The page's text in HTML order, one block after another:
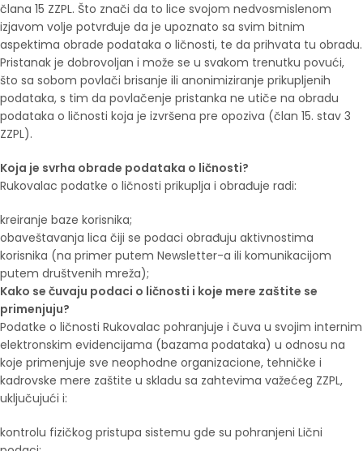
člana 15 ZZPL. Što znači da to lice svojom nedvosmislenom
izjavom volje potvrđuje da je upoznato sa svim bitnim
aspektima obrade podataka o ličnosti, te da prihvata tu obradu.
Pristanak je dobrovoljan i može se u svakom trenutku povući,
što sa sobom povlači brisanje ili anonimiziranje prikupljenih
podataka, s tim da povlačenje pristanka ne utiče na obradu
podataka o ličnosti koja je izvršena pre opoziva (član 15. stav 3
ZZPL).
Koja je svrha obrade podataka o ličnosti?
Rukovalac podatke o ličnosti prikuplja i obrađuje radi:
kreiranje baze korisnika;
obaveštavanja lica čiji se podaci obrađuju aktivnostima
korisnika (na primer putem Newsletter-a ili komunikacijom
putem društvenih mreža);
Kako se čuvaju podaci o ličnosti i koje mere zaštite se
primenjuju?
Podatke o ličnosti Rukovalac pohranjuje i čuva u svojim internim
elektronskim evidencijama (bazama podataka) u odnosu na
koje primenjuje sve neophodne organizacione, tehničke i
kadrovske mere zaštite u skladu sa zahtevima važećeg ZZPL,
uključujući i:
kontrolu fizičkog pristupa sistemu gde su pohranjeni Lični